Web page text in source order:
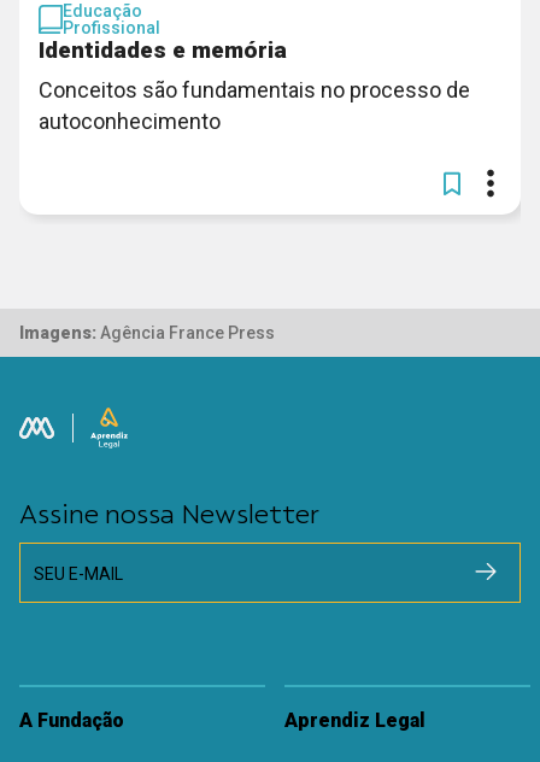
Educação
Profissional
Identidades e memória
Conceitos são fundamentais no processo de
autoconhecimento
Imagens: Agência France Press
Assine nossa Newsletter
SEU E-MAIL
A Fundação Aprendiz Legal